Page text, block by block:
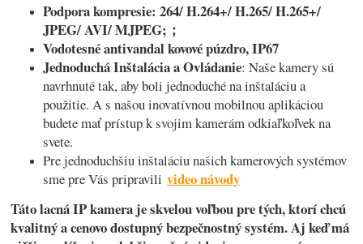
Podpora kompresie: 264/ H.264+/ H.265/ H.265+/
JPEG/ AVI/ MJPEG;；
Vodotesné antivandal kovové púzdro, IP67
Jednoduchá Inštalácia a Ovládanie: Naše kamery sú
navrhnuté tak, aby boli jednoduché na inštaláciu a
použitie. A s našou inovatívnou mobilnou aplikáciou
budete mať prístup k svojim kamerám odkiaľkoľvek na
svete.
Pre jednoduchšiu inštaláciu našich kamerových systémov
sme pre Vás pripravilivideo návody
Táto lacná IP kamera je skvelou voľbou pre tých, ktorí chcú
kvalitný a cenovo dostupný bezpečnostný systém. Aj keď má